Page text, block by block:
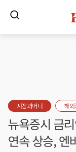
시장과머니 해외
뉴욕증시 금
연속 상승, 엔